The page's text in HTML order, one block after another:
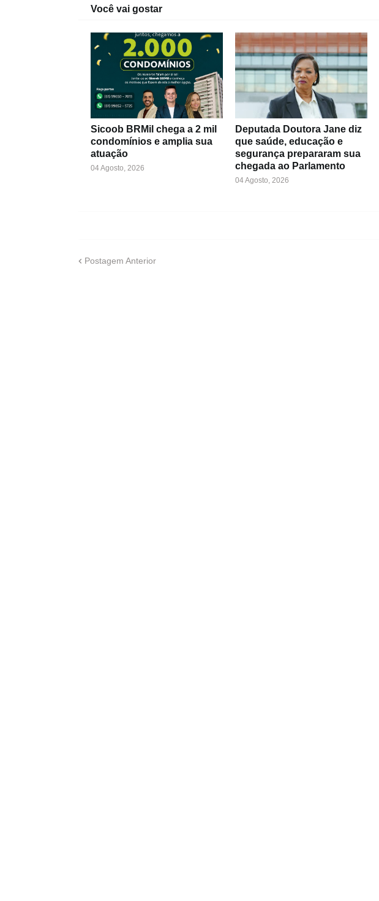
Você vai gostar
Sicoob BRMil chega a 2 mil
condomínios e amplia sua
atuação
04 Agosto, 2026
Deputada Doutora Jane diz
que saúde, educação e
segurança prepararam sua
chegada ao Parlamento
04 Agosto, 2026
Postagem Anterior